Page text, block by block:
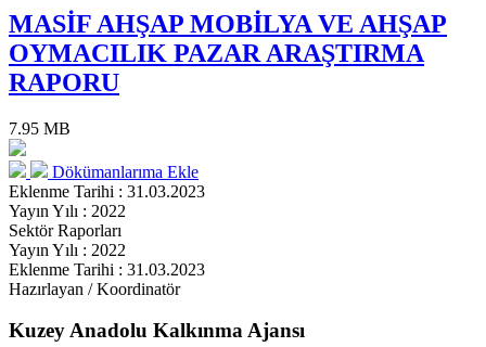
MASİF AHŞAP MOBİLYA VE AHŞAP
OYMACILIK PAZAR ARAŞTIRMA
RAPORU
7.95 MB
Dökümanlarıma Ekle
Eklenme Tarihi : 31.03.2023
Yayın Yılı : 2022
Sektör Raporları
Yayın Yılı : 2022
Eklenme Tarihi : 31.03.2023
Hazırlayan / Koordinatör
Kuzey Anadolu Kalkınma Ajansı